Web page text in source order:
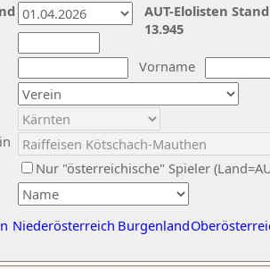
Vorname
Nur "österreichische" Spieler
Niederösterreich Burgenland
AUT-Elolisten
13.945